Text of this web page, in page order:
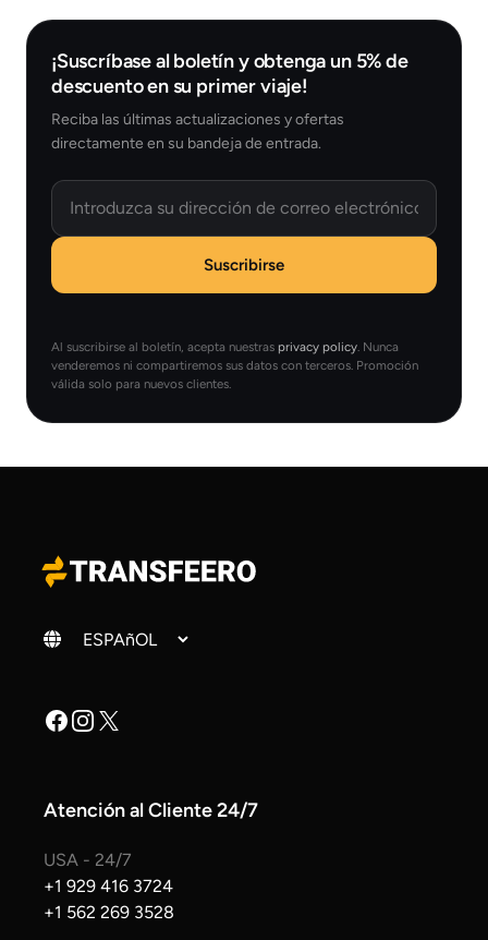
¡Suscríbase al boletín y obtenga un 5% de
descuento en su primer viaje!
Reciba las últimas actualizaciones y ofertas
directamente en su bandeja de entrada.
Email
Suscribirse
Al suscribirse al boletín, acepta nuestras privacy policy . Nunca
venderemos ni compartiremos sus datos con terceros. Promoción
válida solo para nuevos clientes.
Cambiar idioma
Facebook
Instagram
X
Atención al Cliente 24/7
USA - 24/7
+1 929 416 3724
+1 562 269 3528